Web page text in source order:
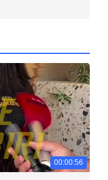
00:00:56